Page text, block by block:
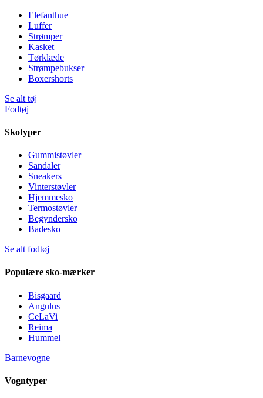
Elefanthue
Luffer
Strømper
Kasket
Tørklæde
Strømpebukser
Boxershorts
Se alt tøj
Fodtøj
Skotyper
Gummistøvler
Sandaler
Sneakers
Vinterstøvler
Hjemmesko
Termostøvler
Begyndersko
Badesko
Se alt fodtøj
Populære sko-mærker
Bisgaard
Angulus
CeLaVi
Reima
Hummel
Barnevogne
Vogntyper